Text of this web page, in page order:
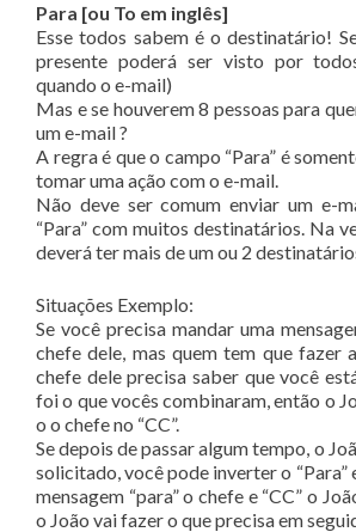
Para [ou To em inglês]
Esse todos sabem é o destinatário!
presente poderá ser visto por
quando o e-mail)
Mas e se houverem 8 pessoas para
um e-mail ?
A regra é que o campo “Para” é
tomar uma ação com o e-mail.
Não deve ser comum enviar um e-
“Para” com muitos destinatários. Na
deverá ter mais de um ou 2
Situações Exemplo:
Se você precisa mandar uma
chefe dele, mas quem tem que fazer
chefe dele precisa saber que você
foi o que vocês combinaram, então o
o o chefe no “CC”.
Se depois de passar algum tempo, o
solicitado, você pode inverter o “Para”
mensagem “para” o chefe e “CC” o
o João vai fazer o que precisa em